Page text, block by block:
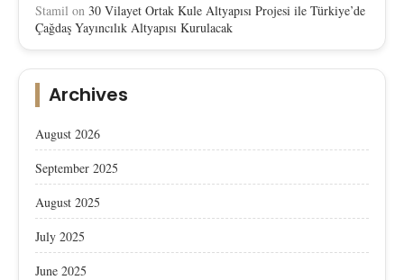
Stamil on 30 Vilayet Ortak Kule Altyapısı Projesi ile Türkiye’de
Çağdaş Yayıncılık Altyapısı Kurulacak
Archives
August 2026
September 2025
August 2025
July 2025
June 2025